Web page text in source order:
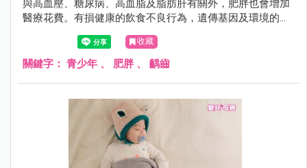
與高血壓、糖尿病、高血脂及脂肪肝有關外，肥胖也會增加
醫療花費。有損健康的飲食不良行為，遺傳基因及環境的因
素，也是引起肥胖及齲齒的可能因素。
收藏
關鍵字： 青少年 、 肥胖、 齲齒